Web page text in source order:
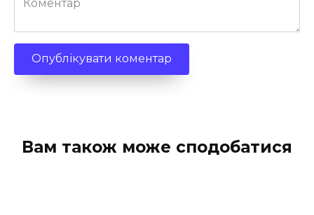
Вам також може сподобатися